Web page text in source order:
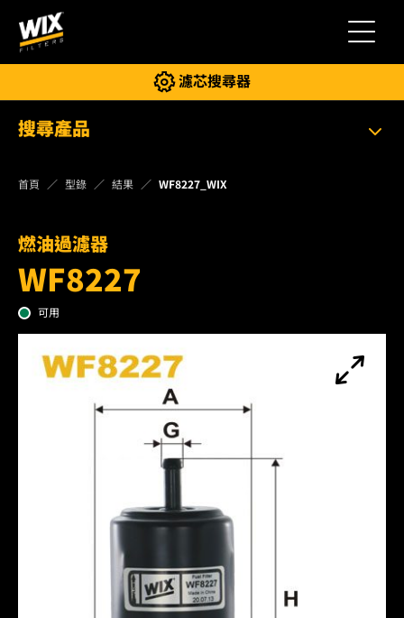
切換導航
濾芯搜尋器
搜尋產品
首頁 型錄 結果 WF8227_WIX
燃油過濾器
WF8227
可用